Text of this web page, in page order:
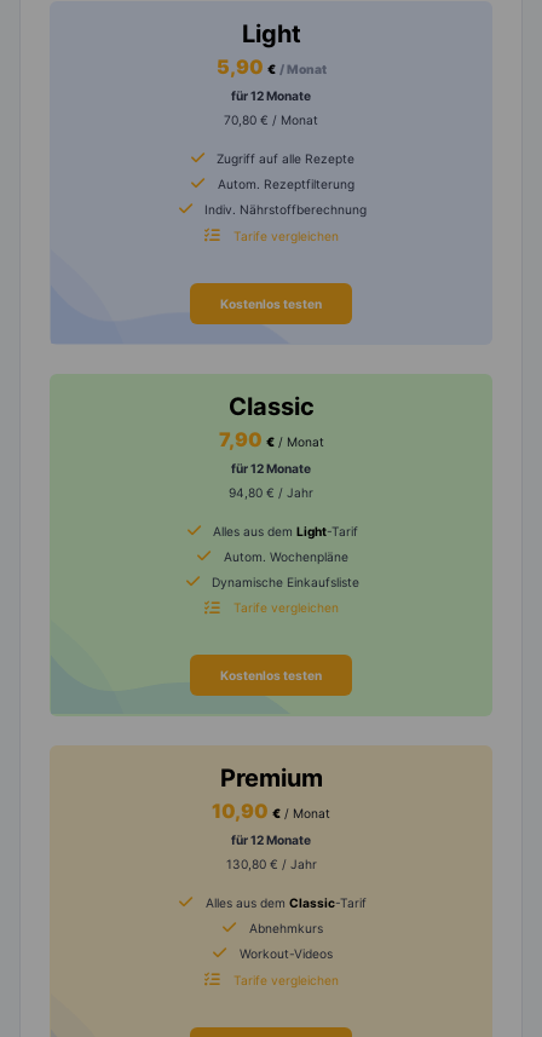
Light
5,90 € / Monat
für 12 Monate
70,80 € / Monat
Zugriff auf alle Rezepte
Autom. Rezeptfilterung
Indiv. Nährstoffberechnung
Tarife vergleichen
Kostenlos testen
Classic
7,90 € / Monat
für 12 Monate
94,80 € / Jahr
Alles aus dem Light-Tarif
Autom. Wochenpläne
Dynamische Einkaufsliste
Tarife vergleichen
Kostenlos testen
Premium
10,90 € / Monat
für 12 Monate
130,80 € / Jahr
Alles aus dem Classic-Tarif
Abnehmkurs
Workout-Videos
Tarife vergleichen